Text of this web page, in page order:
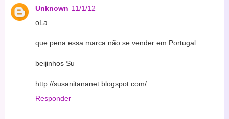
Unknown 11/1/12
oLa
que pena essa marca não se vender em Portugal....
beijinhos Su
http://susanitananet.blogspot.com/
Responder